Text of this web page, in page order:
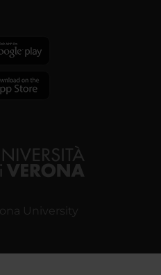
University